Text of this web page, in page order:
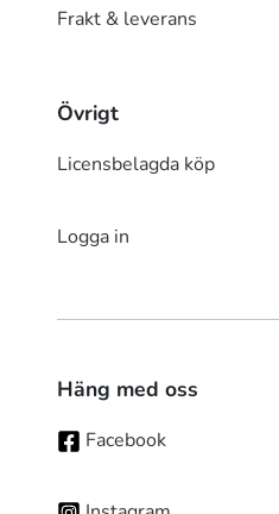
Frakt & leverans
Övrigt
Licensbelagda köp
Logga in
Häng med oss
Facebook